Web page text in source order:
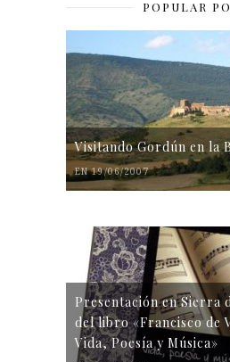
POPULAR
Visitando Gordún en la
EN 19/06/2007
Presentación en Sierra
del libro «Francisco de
Vida, Poesía y Música»